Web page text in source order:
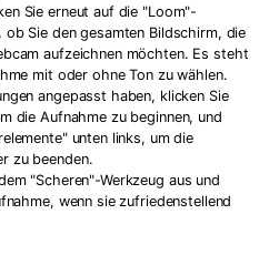
Sie erneut auf die "Loom"-
Sie den gesamten Bildschirm, die
aufzeichnen möchten. Es steht
mit oder ohne Ton zu wählen.
angepasst haben, klicken Sie
die Aufnahme zu beginnen, und
unten links, um die
zu beenden.
"Scheren"-Werkzeug aus und
wenn sie zufriedenstellend